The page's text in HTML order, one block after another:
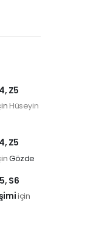
Z5
Hüseyin
Z5
Gözde
S6
için